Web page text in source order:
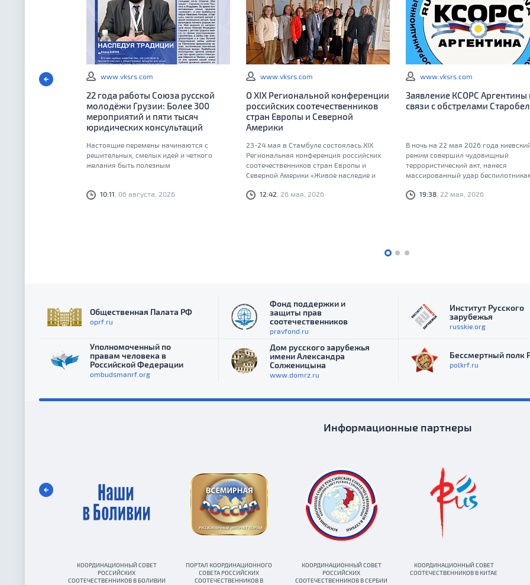
www.vksrs.com
22 года работы Союза русской
молодёжи Грузии: Более 300
мероприятий и пяти тысяч
юридических консультаций
Настоящие перемены начинаются с
решительных, смелых идей и четкого
желания быть полезным
10:11 , 06 августа, 2026
www.vksrs.com
О XIX Региональной конференции
российских соотечественников
стран Европы и Северной
Америки
23-24 мая в Стамбуле состоялась XIX
Региональная конференция российских
соотечественников стран Европы и
Северной Америки «Живое наследие и
укрепляют единство»
12:42 , 26 мая, 2026
www.vksrs.com
Заявление КСОРС Аргентины
связи с обстрелами
В ночь на 22 мая 2026 года киевский
режим совершил чудовищный
террористический акт, нанеся
массированный удар
колледжу Луганского
19:38 , 22 мая, 2026
Общественная Палата РФ
oprf.ru
Уполномоченный по
правам человека в
Российской Федерации
ombudsmanrf.org
Фонд поддержки и
защиты прав
соотечественников
pravfond.ru
Дом русского зарубежья
имени Александра
Солженицына
www.domrz.ru
Институт Русского
зарубежья
russkie.org
Бессмертный полк
polkrf.ru
Информационные партнеры
КООРДИНАЦИОННЫЙ СОВЕТ
РОССИЙСКИХ
СООТЕЧЕСТВЕННИКОВ В БОЛИВИИ
ПОРТАЛ КООРДИНАЦИОННОГО
СОВЕТА РОССИЙСКИХ
СООТЕЧЕСТВЕННИКОВ В
КООРДИНАЦИОННЫЙ СОВЕТ
РОССИЙСКИХ
СООТЕЧЕСТВЕННИКОВ В СЕРБИИ
КООРДИНАЦИОННЫЙ СОВЕТ
СООТЕЧЕСТВЕННИКОВ В КИТАЕ